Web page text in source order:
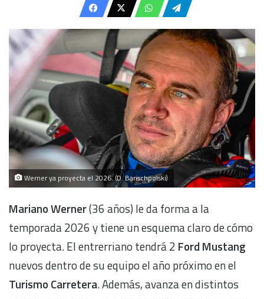
X email
Werner ya proyecta el 2026. (D. Barischpolski)
Mariano Werner(36 años) le da forma a la
temporada 2026 y tiene un esquema claro de cómo
lo proyecta. El entrerriano tendrá 2 Ford Mustang
nuevos dentro de su equipo el año próximo en el
Turismo Carretera. Además, avanza en distintos